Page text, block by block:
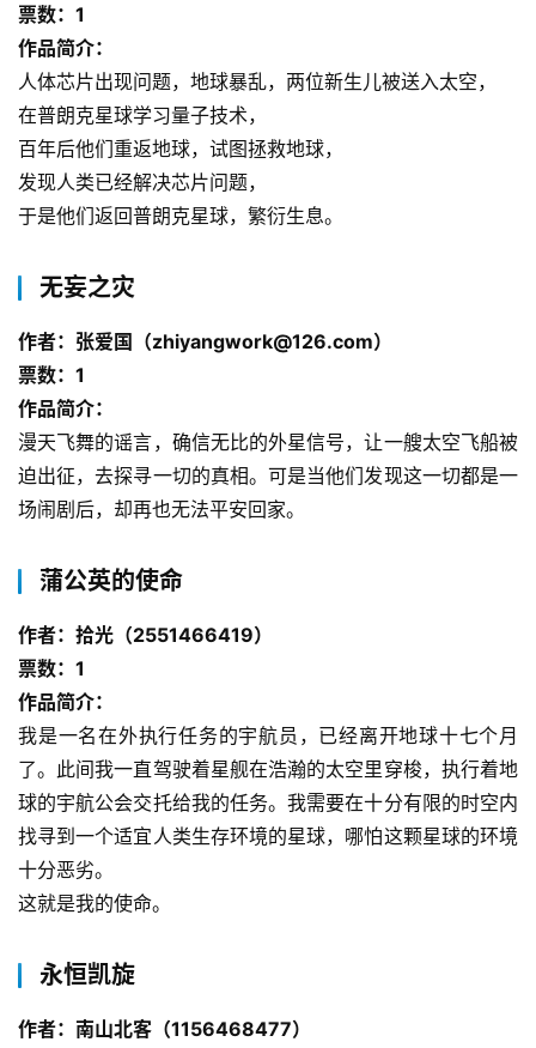
零
重
力
科
幻
征
文
文
票数：1
作品简介：
人体芯片出现问题，地球暴乱，两位新生儿被送入太空，
在普朗克星球学习量子技术，
百年后他们重返地球，试图拯救地球，
发现人类已经解决芯片问题，
于是他们返回普朗克星球，繁衍生息。
无妄之灾
作者：张爱国（zhiyangwork@126.com）
票数：1
作品简介：
漫天飞舞的谣言，确信无比的外星信号，让一艘太空飞船被
迫出征，去探寻一切的真相。可是当他们发现这一切都是一
场闹剧后，却再也无法平安回家。
蒲公英的使命
作者：拾光（2551466419）
票数：1
作品简介：
我是一名在外执行任务的宇航员，已经离开地球十七个月
了。此间我一直驾驶着星舰在浩瀚的太空里穿梭，执行着地
球的宇航公会交托给我的任务。我需要在十分有限的时空内
找寻到一个适宜人类生存环境的星球，哪怕这颗星球的环境
十分恶劣。
这就是我的使命。
永恒凯旋
作者：南山北客（1156468477）